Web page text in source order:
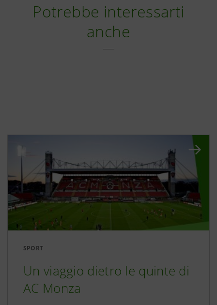
Potrebbe interessarti
anche
SPORT
Un viaggio dietro le quinte di
AC Monza